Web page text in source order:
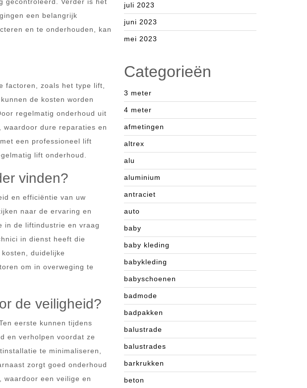
een belangrijk
en te onderhouden, kan
factoren, zoals het type lift,
de kosten worden
regelmatig onderhoud uit
dure reparaties en
een professioneel lift
lift onderhoud.
vinden?
en efficiëntie van uw
naar de ervaring en
in de liftindustrie en vraag
in dienst heeft die
duidelijke
om in overweging te
de veiligheid?
eerste kunnen tijdens
en verholpen voordat ze
te minimaliseren,
zorgt goed onderhoud
een veilige en
juli 2023
juni 2023
mei 2023
Categorieën
3 meter
4 meter
afmetingen
altrex
alu
aluminium
antraciet
auto
baby
baby kleding
babykleding
babyschoenen
badmode
badpakken
balustrade
balustrades
barkrukken
beton